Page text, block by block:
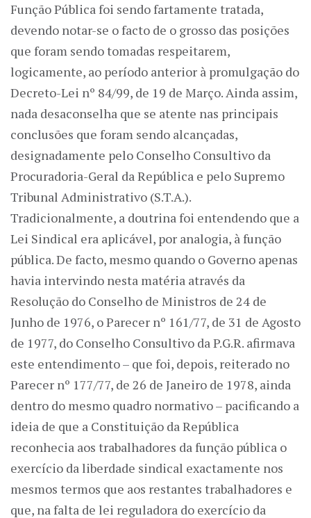
Função Pública foi sendo fartamente tratada,
devendo notar-se o facto de o grosso das posições
que foram sendo tomadas respeitarem,
logicamente, ao período anterior à promulgação do
Decreto-Lei nº 84/99, de 19 de Março. Ainda assim,
nada desaconselha que se atente nas principais
conclusões que foram sendo alcançadas,
designadamente pelo Conselho Consultivo da
Procuradoria-Geral da República e pelo Supremo
Tribunal Administrativo (S.T.A.).
Tradicionalmente, a doutrina foi entendendo que a
Lei Sindical era aplicável, por analogia, à função
pública. De facto, mesmo quando o Governo apenas
havia intervindo nesta matéria através da
Resolução do Conselho de Ministros de 24 de
Junho de 1976, o Parecer nº 161/77, de 31 de Agosto
de 1977, do Conselho Consultivo da P.G.R. afirmava
este entendimento – que foi, depois, reiterado no
Parecer nº 177/77, de 26 de Janeiro de 1978, ainda
dentro do mesmo quadro normativo – pacificando a
ideia de que a Constituição da República
reconhecia aos trabalhadores da função pública o
exercício da liberdade sindical exactamente nos
mesmos termos que aos restantes trabalhadores e
que, na falta de lei reguladora do exercício da